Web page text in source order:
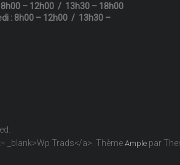
8h00 – 12h00 / 13h30 – 18h00
: 8h00 – 12h00 / 13h30 –
_blank>Wp Trads</a>. Thème Ample par